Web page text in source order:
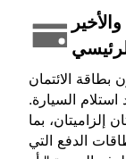
الائتمان
السيارة.
إلزاميتان، بما
الدفع التي